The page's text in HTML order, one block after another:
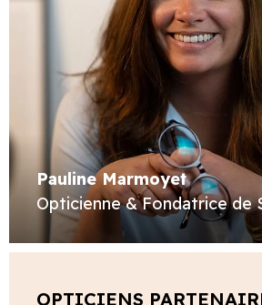
Pauline Marmoyet
Opticienne & Fondatrice de
OPTICIENS